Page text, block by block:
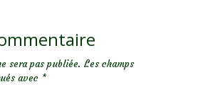
sera pas publiée. Les champs
avec *